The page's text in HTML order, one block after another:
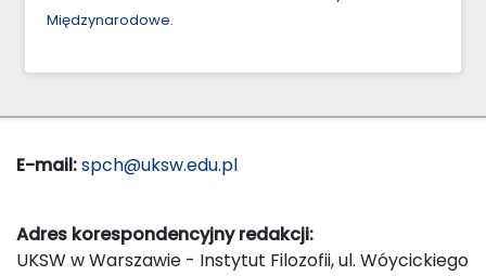
Międzynarodowe.
E-mail:spch@uksw.edu.pl
Adres korespondencyjny redakcji:
UKSW w Warszawie - Instytut Filozofii, ul. Wóycickiego